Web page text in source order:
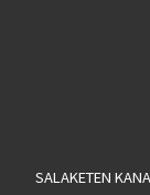
SALAKETEN